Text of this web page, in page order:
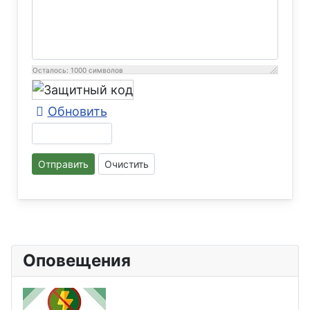
Осталось: 1000 символов
Обновить
Отправить Очистить
Оповещения